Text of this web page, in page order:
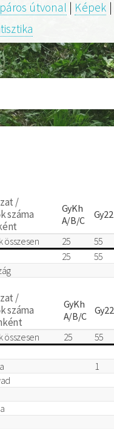
útvonal | Képek |
/
száma
GyKh
A/B/C
Gy22
összesen 25 55
25 55
/
száma
GyKh
A/B/C
Gy22
összesen 25 55
1